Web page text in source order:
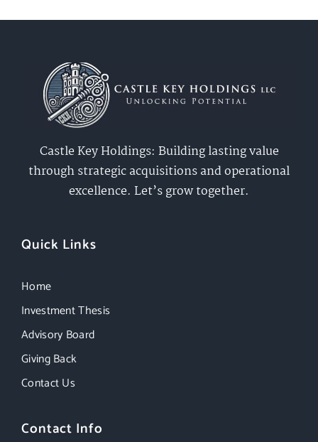
Castle Key Holdings: Building lasting value
through strategic acquisitions and operational
excellence. Let’s grow together.
Quick Links
Home
Investment Thesis
Advisory Board
Giving Back
Contact Us
Contact Info